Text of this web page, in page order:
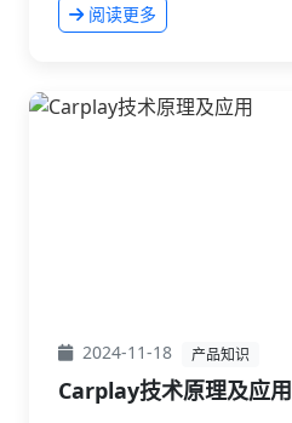
阅读更多
2024-11-18 产品知识
Carplay技术原理及应用